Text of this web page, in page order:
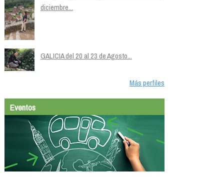
diciembre...
GALICIA del 20 al 23 de Agosto...
Más perfiles
Eventos